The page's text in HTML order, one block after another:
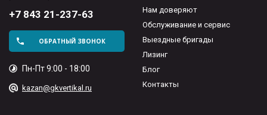
+7 843 21-237-63
ОБРАТНЫЙ ЗВОНОК
Пн-Пт 9:00 - 18:00
kazan@gkvertikal.ru
Нам доверяют
Обслуживание и сервис
Выездные бригады
Лизинг
Блог
Контакты